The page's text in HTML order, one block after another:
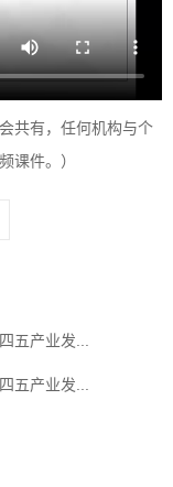
共有，任何机构与个
课件。）
五产业发...
五产业发...